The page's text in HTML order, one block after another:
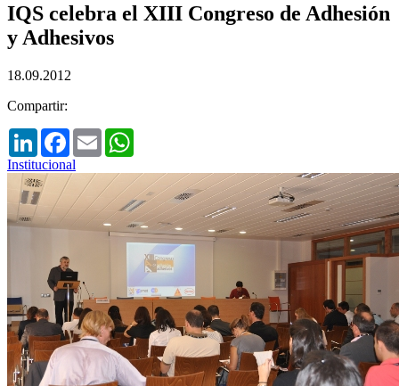
IQS celebra el XIII Congreso de Adhesión
y Adhesivos
18.09.2012
Compartir:
LinkedInFacebook
Email
Institucional